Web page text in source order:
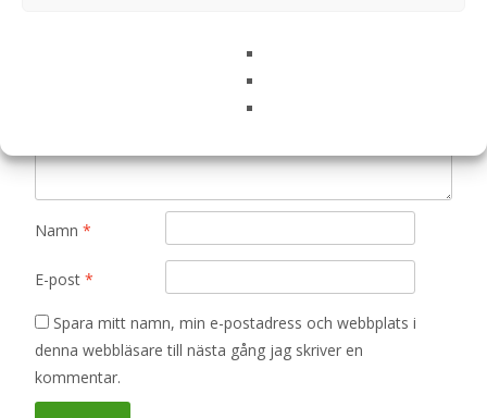
Namn *
E-post *
Spara mitt namn, min e-postadress och webbplats i
denna webbläsare till nästa gång jag skriver en
kommentar.